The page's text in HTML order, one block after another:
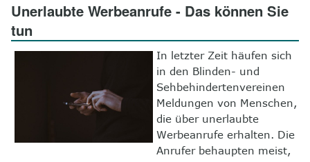
Unerlaubte Werbeanrufe - Das können Sie
tun
In letzter Zeit häufen sich
in den Blinden- und
Sehbehindertenvereinen
Meldungen von Menschen,
die über unerlaubte
Werbeanrufe erhalten. Die
Anrufer behaupten meist,